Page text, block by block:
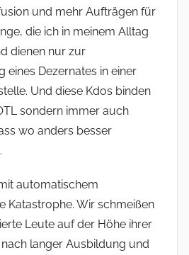
und mehr Aufträgen für
die ich in meinem Alltag
dienen nur zur
eines Dezernates in einer
Und diese Kdos binden
sondern immer auch
wo anders besser
automatischem
Katastrophe. Wir schmeißen
Leute auf der Höhe ihrer
langer Ausbildung und